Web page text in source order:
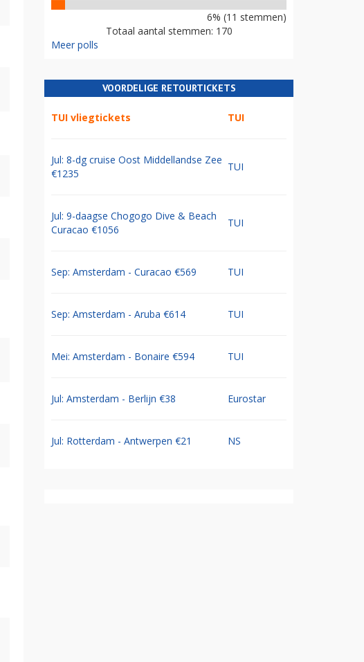
6% (11 stemmen)
Totaal aantal stemmen: 170
Meer polls
VOORDELIGE RETOURTICKETS
TUI vliegtickets TUI
Jul: 8-dg cruise Oost Middellandse Zee
€1235
TUI
Jul: 9-daagse Chogogo Dive & Beach
Curacao €1056
TUI
Sep: Amsterdam - Curacao €569 TUI
Sep: Amsterdam - Aruba €614 TUI
Mei: Amsterdam - Bonaire €594 TUI
Jul: Amsterdam - Berlijn €38 Eurostar
Jul: Rotterdam - Antwerpen €21 NS